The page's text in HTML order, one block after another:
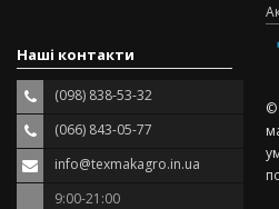
Наші контакти
(098) 838-53-32
(066) 843-05-77
info@texmakagro.in.ua
9:00-21:00
©